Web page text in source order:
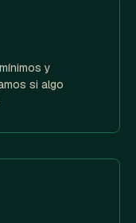
y
si algo